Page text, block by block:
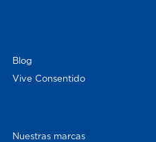
Blog
Vive Consentido
Nuestras marcas